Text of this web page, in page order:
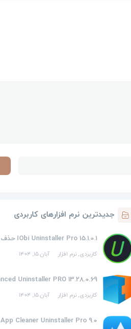
جدیدترین نرم افزارهای کاربردی
IObi Uninstaller Pro 15.1.0.1 حذف برنامه ها
کاربردی, نرم افزار آبان ۱۵, ۱۴۰۴
کاربردی, نرم افزار آبان ۱۵, ۱۴۰۴
App Cleaner Uninstaller Pro 9.0 حذف برنامه ها